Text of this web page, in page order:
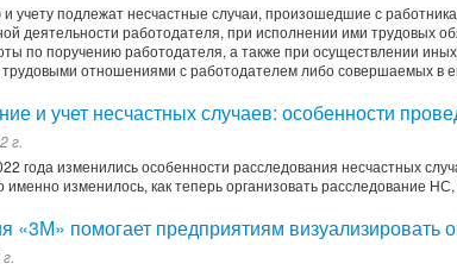
учету подлежат несчастные случаи, произошедшие с
деятельности работодателя, при исполнении ими трудовых
по поручению работодателя, а также при осуществлении
отношениями с работодателем либо совершаемых в
и учет несчастных случаев: особенности
г.
года изменились особенности расследования несчастных
именно изменилось, как теперь организовать расследование
«3М» помогает предприятиям визуализировать